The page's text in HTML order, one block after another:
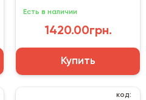
Есть в наличии
1420.00грн.
Купить
код: